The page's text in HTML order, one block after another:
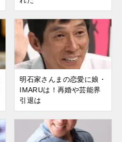
明石家さんまの恋愛に娘・
IMARUは！再婚や芸能界
引退は